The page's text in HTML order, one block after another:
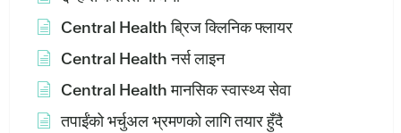
Central Health ब्रिज क्लिनिक फ्लायर
Central Health नर्स लाइन
Central Health मानसिक स्वास्थ्य सेवा
तपाईंको भर्चुअल भ्रमणको लागि तयार हुँदै